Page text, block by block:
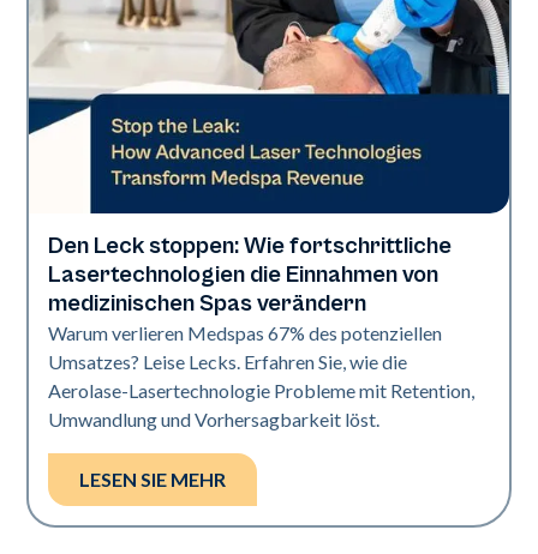
Industrie
Den Leck stoppen: Wie fortschrittliche
Lasertechnologien die Einnahmen von
medizinischen Spas verändern
Warum verlieren Medspas 67% des potenziellen
Umsatzes? Leise Lecks. Erfahren Sie, wie die
Aerolase-Lasertechnologie Probleme mit Retention,
Umwandlung und Vorhersagbarkeit löst.
LESEN SIE MEHR